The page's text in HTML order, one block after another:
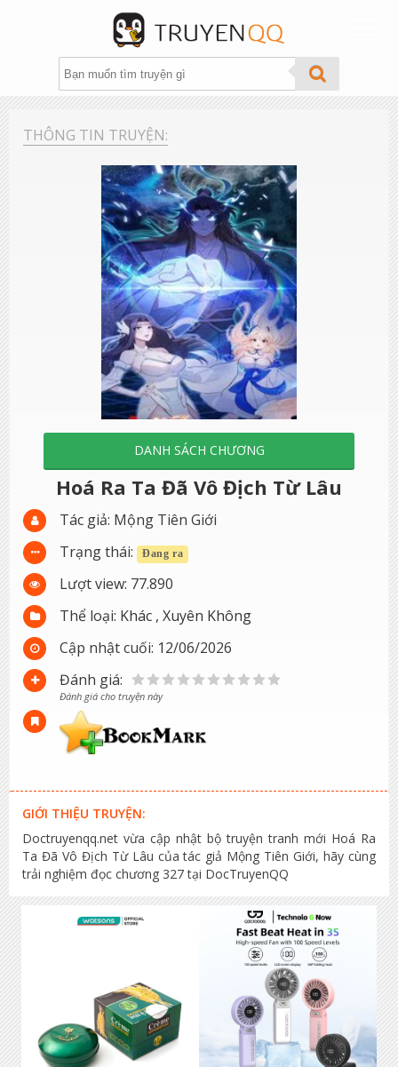
XẾP HẠNG
TÌM TRUYỆN
THEO DÕI
FANPAGE
THÔNG TIN TRUYỆN:
DANH SÁCH CHƯƠNG
Hoá Ra Ta Đã Vô Địch Từ Lâu
Tác giả: Mộng Tiên Giới
Trạng thái:
Đang ra
Lượt view: 77.890
Thể loại: Khác , Xuyên Không
Cập nhật cuối: 12/06/2026
Đánh giá:
Đánh giá cho truyện này
GIỚI THIỆU TRUYỆN:
Doctruyenqq.net vừa cập nhật bộ truyện tranh mới Hoá Ra
Ta Đã Vô Địch Từ Lâu của tác giả Mộng Tiên Giới, hãy cùng
trải nghiệm đọc chương 327 tại DocTruyenQQ